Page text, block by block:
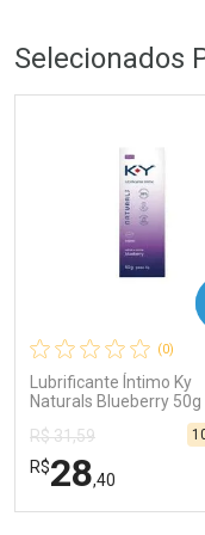
Selecionados
(0)
Lubrificante Íntimo Ky
Naturals Blueberry 50g
R$ 31,59
R$28,40
COMPRAR